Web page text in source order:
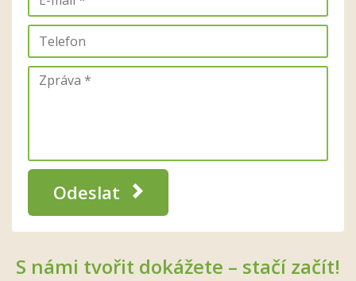
Odeslat
S námi tvořit dokážete – stačí začít!